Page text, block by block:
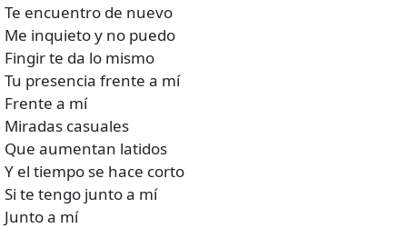
Te encuentro de nuevo
Me inquieto y no puedo
Fingir te da lo mismo
Tu presencia frente a mí
Frente a mí
Miradas casuales
Que aumentan latidos
Y el tiempo se hace corto
Si te tengo junto a mí
Junto a mí